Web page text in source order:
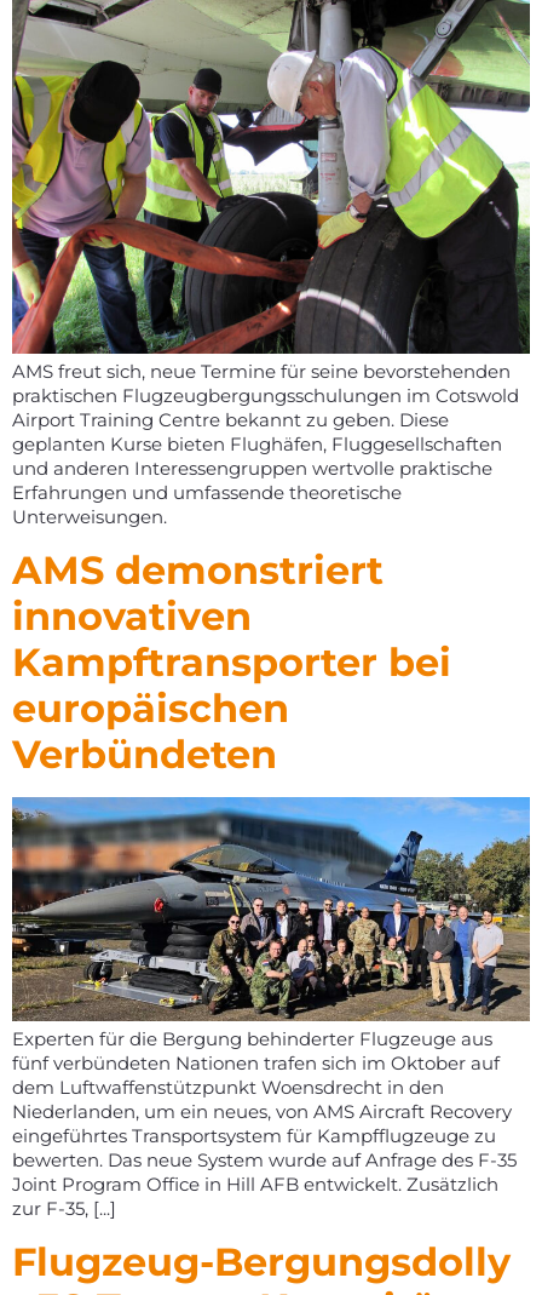
AMS freut sich, neue Termine für seine bevorstehenden
praktischen Flugzeugbergungsschulungen im Cotswold
Airport Training Centre bekannt zu geben. Diese
geplanten Kurse bieten Flughäfen, Fluggesellschaften
und anderen Interessengruppen wertvolle praktische
Erfahrungen und umfassende theoretische
Unterweisungen.
AMS demonstriert
innovativen
Kampftransporter bei
europäischen
Verbündeten
Experten für die Bergung behinderter Flugzeuge aus
fünf verbündeten Nationen trafen sich im Oktober auf
dem Luftwaffenstützpunkt Woensdrecht in den
Niederlanden, um ein neues, von AMS Aircraft Recovery
eingeführtes Transportsystem für Kampfflugzeuge zu
bewerten. Das neue System wurde auf Anfrage des F-35
Joint Program Office in Hill AFB entwickelt. Zusätzlich
zur F-35, [...]
Flugzeug-Bergungsdolly